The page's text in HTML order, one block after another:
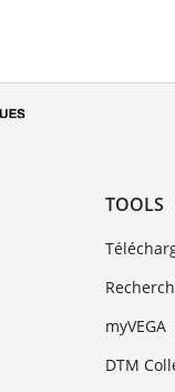
TOOLS
myVEGA
DTM